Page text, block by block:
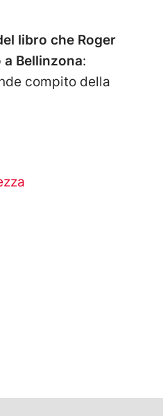
libro che Roger
Bellinzona:
compito della